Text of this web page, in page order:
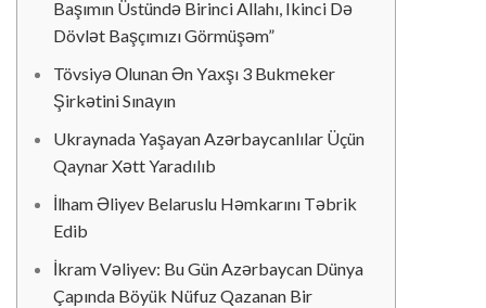
Başımın Üstündə Birinci Allahı, Ikinci Də
Dövlət Başçımızı Görmüşəm”
Tövsiyə Оlunаn Ən Yаxşı 3 Bukmеkеr
Şirkətini Sınаyın
Ukraynada Yaşayan Azərbaycanlılar Üçün
Qaynar Xətt Yaradılıb
İlham Əliyev Belaruslu Həmkarını Təbrik
Edib
İkram Vəliyev: Bu Gün Azərbaycan Dünya
Çapında Böyük Nüfuz Qazanan Bir